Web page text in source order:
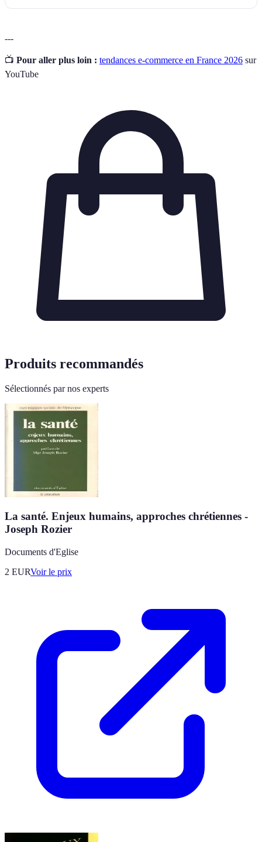
---
📺 Pour aller plus loin : tendances e-commerce en France 2026 sur
YouTube
Produits recommandés
Sélectionnés par nos experts
La santé. Enjeux humains, approches chrétiennes -
Joseph Rozier
Documents d'Eglise
2 EURVoir le prix